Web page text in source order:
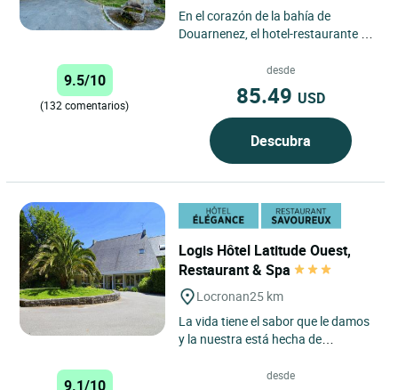
En el corazón de la bahía de
Douarnenez, el hotel-restaurante es
en un pequeño hotel con...
9.5/10
(132 comentarios)
desde
85.49 USD
Descubra
Logis Hôtel Latitude Ouest,
Restaurant & Spa
Locronan25 km
La vida tiene el sabor que le damos
y la nuestra está hecha de
naturaleza, espacios, serenidad......
9.1/10
desde